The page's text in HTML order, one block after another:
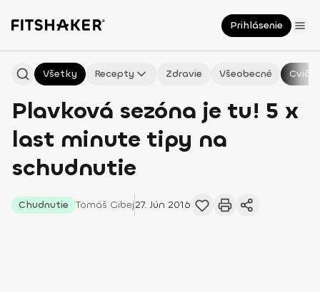
Prihlásenie
Všetky Recepty Zdravie Všeobecné
Plavková sezóna je tu! 5 x
last minute tipy na
schudnutie
Chudnutie Tomáš Gibej27. Jún 2016